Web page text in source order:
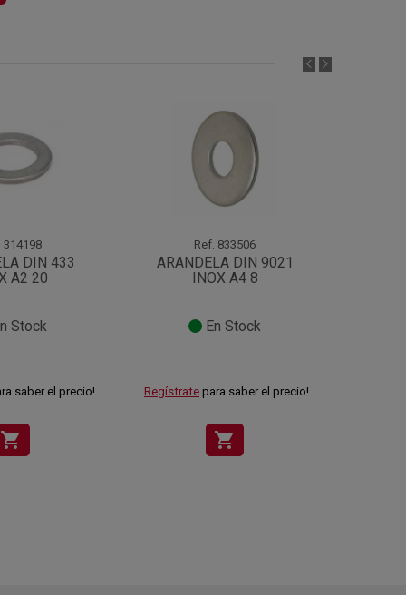
314198
DIN 433
A2 20
Stock
saber el precio!
shopping_cart
Ref. 833506
ARANDELA DIN 9021
INOX A4 8
En Stock
Regístrate para saber el precio!
shopping_cart